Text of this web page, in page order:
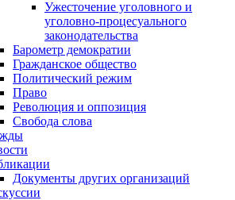
Ужесточение уголовного и
уголовно-процесуального
законодательства
Барометр демократии
Гражданское общество
Политический режим
Право
Революция и оппозиция
Свобода слова
Документы других организаций